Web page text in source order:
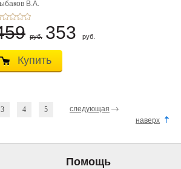
В.А.
руб. 353 руб.
Купить
3 4 5
следующая
наверх
Помощь